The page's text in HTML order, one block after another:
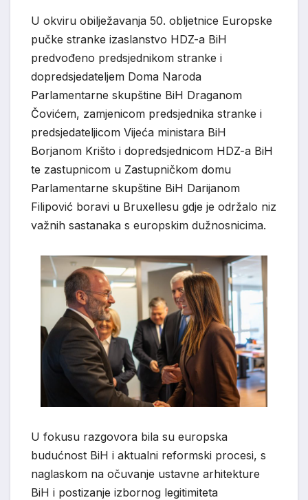
U okviru obilježavanja 50. obljetnice Europske
pučke stranke izaslanstvo HDZ-a BiH
predvođeno predsjednikom stranke i
dopredsjedateljem Doma Naroda
Parlamentarne skupštine BiH Draganom
Čovićem, zamjenicom predsjednika stranke i
predsjedateljicom Vijeća ministara BiH
Borjanom Krišto i dopredsjednicom HDZ-a BiH
te zastupnicom u Zastupničkom domu
Parlamentarne skupštine BiH Darijanom
Filipović boravi u Bruxellesu gdje je održalo niz
važnih sastanaka s europskim dužnosnicima.
U fokusu razgovora bila su europska
budućnost BiH i aktualni reformski procesi, s
naglaskom na očuvanje ustavne arhitekture
BiH i postizanje izbornog legitimiteta